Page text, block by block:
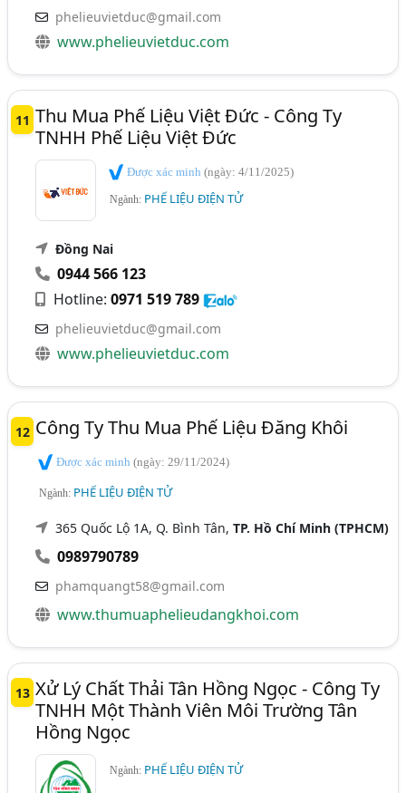
phelieuvietduc@gmail.com
www.phelieuvietduc.com
11 Thu Mua Phế Liệu Việt Đức - Công Ty
TNHH Phế Liệu Việt Đức
Được xác minh(ngày: 4/11/2025)
Ngành: PHẾ LIỆU ĐIỆN TỬ
Đồng Nai
0944 566 123
Hotline:0971 519 789
phelieuvietduc@gmail.com
www.phelieuvietduc.com
12 Công Ty Thu Mua Phế Liệu Đăng Khôi
Được xác minh(ngày: 29/11/2024)
Ngành: PHẾ LIỆU ĐIỆN TỬ
365 Quốc Lộ 1A, Q. Bình Tân,TP. Hồ Chí Minh (TPHCM)
0989790789
phamquangt58@gmail.com
www.thumuaphelieudangkhoi.com
13 Xử Lý Chất Thải Tân Hồng Ngọc - Công Ty
TNHH Một Thành Viên Môi Trường Tân
Hồng Ngọc
Ngành: PHẾ LIỆU ĐIỆN TỬ